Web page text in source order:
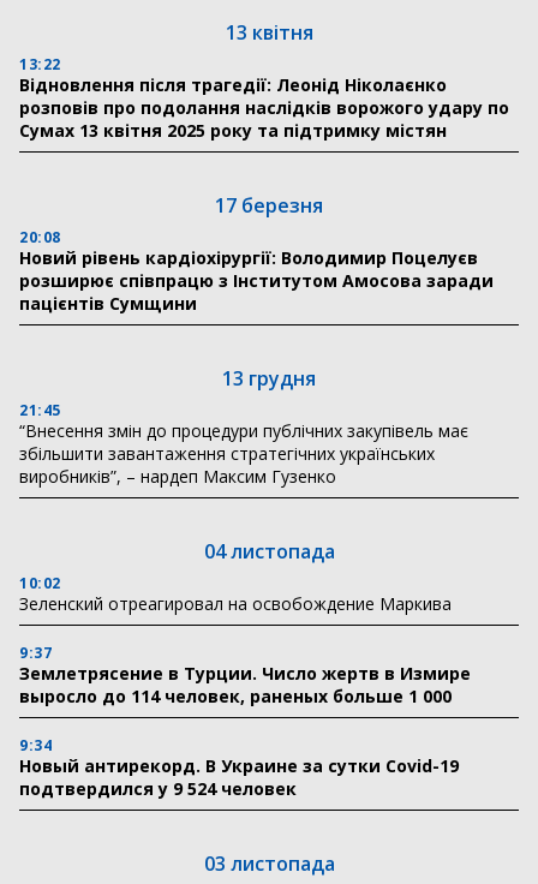
13 квітня
13:22
Відновлення після трагедії: Леонід Ніколаєнко
розповів про подолання наслідків ворожого удару по
Сумах 13 квітня 2025 року та підтримку містян
17 березня
20:08
Новий рівень кардіохірургії: Володимир Поцелуєв
розширює співпрацю з Інститутом Амосова заради
пацієнтів Сумщини
13 грудня
21:45
“Внесення змін до процедури публічних закупівель має
збільшити завантаження стратегічних українських
виробників”, – нардеп Максим Гузенко
04 листопада
10:02
Зеленский отреагировал на освобождение Маркива
9:37
Землетрясение в Турции. Число жертв в Измире
выросло до 114 человек, раненых больше 1 000
9:34
Новый антирекорд. В Украине за сутки Covid-19
подтвердился у 9 524 человек
03 листопада